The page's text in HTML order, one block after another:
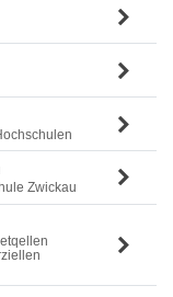
Zwickau